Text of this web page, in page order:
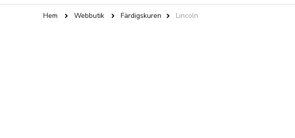
Hem Webbutik Färdigskuren Lincoln